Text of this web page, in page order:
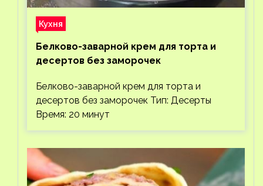
Кухня
Белково-заварной крем для торта и
десертов без заморочек
Белково-заварной крем для торта и
десертов без заморочек Тип: Десерты
Время: 20 минут